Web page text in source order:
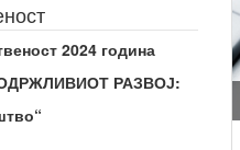
2024 година
РАЗВОЈ: